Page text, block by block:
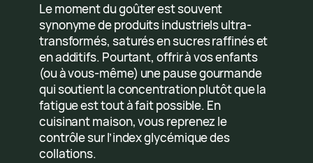
Le moment du goûter est souvent
synonyme de produits industriels ultra-
transformés, saturés en sucres raffinés et
en additifs. Pourtant, offrir à vos enfants
(ou à vous-même) une pause gourmande
qui soutient la concentration plutôt que la
fatigue est tout à fait possible. En
cuisinant maison, vous reprenez le
contrôle sur l’index glycémique des
collations.